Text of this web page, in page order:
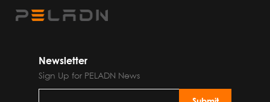
Newsletter
Sign Up for PELADN News